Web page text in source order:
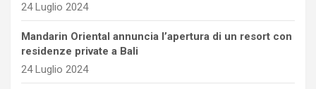
24 Luglio 2024
Mandarin Oriental annuncia l’apertura di un resort con
residenze private a Bali
24 Luglio 2024